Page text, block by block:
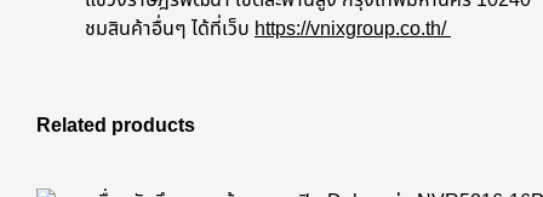
ชมสินค้าอื่นๆ ได้ที่เว็บ https://vnixgroup.co.th/
Related products